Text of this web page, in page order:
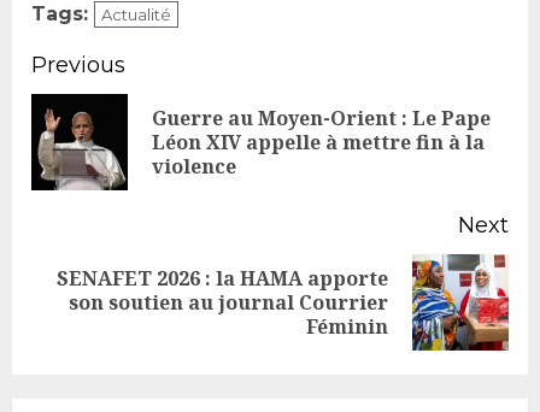
Tags: Actualité
Continue
Reading
Previous
Guerre au Moyen-Orient : Le Pape
Léon XIV appelle à mettre fin à la
violence
Next
Next
SENAFET 2026 : la HAMA apporte
son soutien au journal Courrier
Féminin